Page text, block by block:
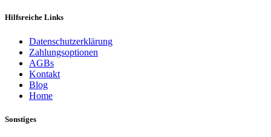
Hilfsreiche Links
Datenschutzerklärung
Zahlungsoptionen
AGBs
Kontakt
Blog
Home
Sonstiges